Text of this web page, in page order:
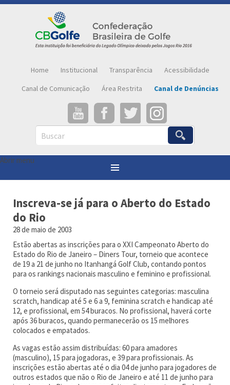
Home Institucional Transparência
Acessibilidade
Canal de Comunicação
Área Restrita Canal de Denúncias
Buscar
Abrir menu
Você está aqui: Notícias
Inscreva-se já para o Aberto do Estado do Rio
Inscreva-se já para o Aberto do Estado
do Rio
28 de maio de 2003
Estão abertas as inscrições para o XXI Campeonato Aberto do
Estado do Rio de Janeiro – Diners Tour, torneio que acontece
de 19 a 21 de junho no Itanhangá Golf Club, contando pontos
para os rankings nacionais masculino e feminino e profissional.
O torneio será disputado nas seguintes categorias: masculina
scratch, handicap até 5 e 6 a 9, feminina scratch e handicap até
12, e profissional, em 54 buracos. No profissional, haverá corte
após 36 buracos, quando permanecerão os 15 melhores
colocados e empatados.
As vagas estão assim distribuídas: 60 para amadores
(masculino), 15 para jogadoras, e 39 para profissionais. As
inscrições estão abertas até o dia 04 de junho para jogadores de
outros estados que não o Rio de Janeiro e até 11 de junho para